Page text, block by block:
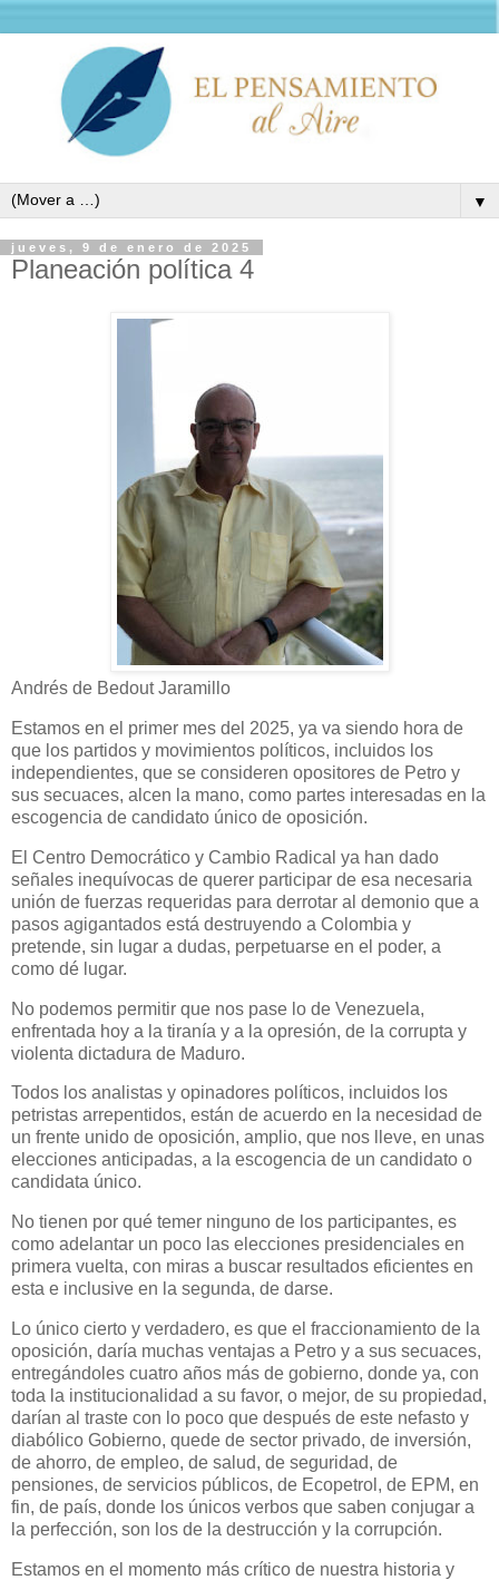
▼
jueves, 9 de enero de 2025
Planeación política 4
Andrés de Bedout Jaramillo
Estamos en el primer mes del 2025, ya va siendo hora de
que los partidos y movimientos políticos, incluidos los
independientes, que se consideren opositores de Petro y
sus secuaces, alcen la mano, como partes interesadas en la
escogencia de candidato único de oposición.
El Centro Democrático y Cambio Radical ya han dado
señales inequívocas de querer participar de esa necesaria
unión de fuerzas requeridas para derrotar al demonio que a
pasos agigantados está destruyendo a Colombia y
pretende, sin lugar a dudas, perpetuarse en el poder, a
como dé lugar.
No podemos permitir que nos pase lo de Venezuela,
enfrentada hoy a la tiranía y a la opresión, de la corrupta y
violenta dictadura de Maduro.
Todos los analistas y opinadores políticos, incluidos los
petristas arrepentidos, están de acuerdo en la necesidad de
un frente unido de oposición, amplio, que nos lleve, en unas
elecciones anticipadas, a la escogencia de un candidato o
candidata único.
No tienen por qué temer ninguno de los participantes, es
como adelantar un poco las elecciones presidenciales en
primera vuelta, con miras a buscar resultados eficientes en
esta e inclusive en la segunda, de darse.
Lo único cierto y verdadero, es que el fraccionamiento de la
oposición, daría muchas ventajas a Petro y a sus secuaces,
entregándoles cuatro años más de gobierno, donde ya, con
toda la institucionalidad a su favor, o mejor, de su propiedad,
darían al traste con lo poco que después de este nefasto y
diabólico Gobierno, quede de sector privado, de inversión,
de ahorro, de empleo, de salud, de seguridad, de
pensiones, de servicios públicos, de Ecopetrol, de EPM, en
fin, de país, donde los únicos verbos que saben conjugar a
la perfección, son los de la destrucción y la corrupción.
Estamos en el momento más crítico de nuestra historia y